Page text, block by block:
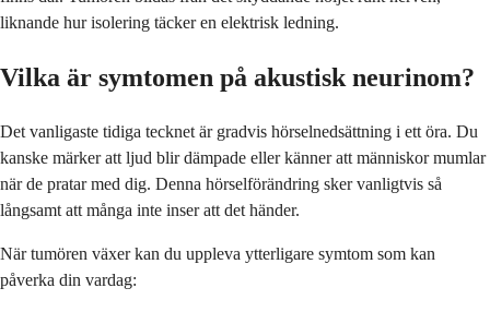
liknande hur isolering täcker en elektrisk ledning.
Vilka är symtomen på akustisk neurinom?
Det vanligaste tidiga tecknet är gradvis hörselnedsättning i ett öra. Du
kanske märker att ljud blir dämpade eller känner att människor mumlar
när de pratar med dig. Denna hörselförändring sker vanligtvis så
långsamt att många inte inser att det händer.
När tumören växer kan du uppleva ytterligare symtom som kan
påverka din vardag: